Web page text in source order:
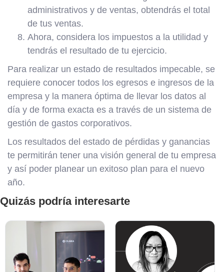
administrativos y de ventas, obtendrás el total
de tus ventas.
Ahora, considera los impuestos a la utilidad y
tendrás el resultado de tu ejercicio.
Para realizar un estado de resultados impecable, se
requiere conocer todos los egresos e ingresos de la
empresa y la manera óptima de llevar los datos al
día y de forma exacta es a través de un sistema de
gestión de gastos corporativos.
Los resultados del estado de pérdidas y ganancias
te permitirán tener una visión general de tu empresa
y así poder planear un exitoso plan para el nuevo
año.
Quizás podría interesarte